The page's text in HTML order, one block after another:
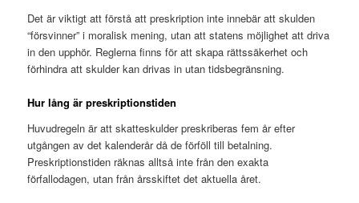
Det är viktigt att förstå att preskription inte innebär att skulden
“försvinner” i moralisk mening, utan att statens möjlighet att driva
in den upphör. Reglerna finns för att skapa rättssäkerhet och
förhindra att skulder kan drivas in utan tidsbegränsning.
Hur lång är preskriptionstiden
Huvudregeln är att skatteskulder preskriberas fem år efter
utgången av det kalenderår då de förföll till betalning.
Preskriptionstiden räknas alltså inte från den exakta
förfallodagen, utan från årsskiftet det aktuella året.